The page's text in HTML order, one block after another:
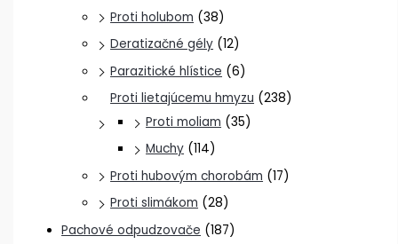
Proti holubom (38)
Deratizačné gély (12)
Parazitické hlístice (6)
Proti lietajúcemu hmyzu (238)
Proti moliam (35)
Muchy (114)
Proti hubovým chorobám (17)
Proti slimákom (28)
Pachové odpudzovače (187)